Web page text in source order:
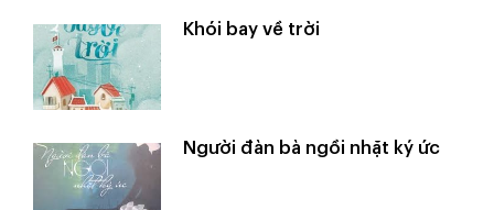
Khói bay về trời
Người đàn bà ngồi nhặt ký ức